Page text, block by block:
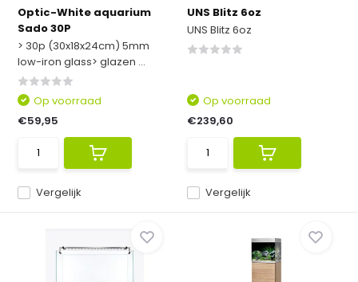
Optic-White aquarium
Sado 30P
> 30p (30x18x24cm) 5mm
low-iron glass> glazen ...
Vergelijk
Op voorraad
€59,95
UNS Blitz 6oz
UNS Blitz 6oz
Vergelijk
Op voorraad
€239,60